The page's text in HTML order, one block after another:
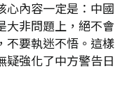
心內容一定是：中國
大非問題上，絕不會
不要執迷不悟。這樣
疑強化了中方警告日